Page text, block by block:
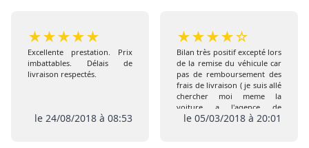
★★★★★
Excellente prestation. Prix
imbattables. Délais de
livraison respectés.
le 24/08/2018 à 08:53
★★★★☆
Bilan très positif excepté lors
de la remise du véhicule car
pas de remboursement des
frais de livraison ( je suis allé
chercher moi meme la
voiture a l'agence de
Coigneres) comme prévu
le 05/03/2018 à 20:01